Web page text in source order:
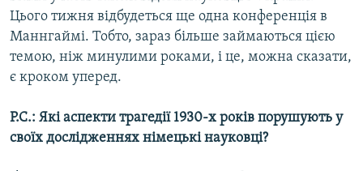
Усі сайти RFE/RL
Цього тижня відбудеться ще одна конференція в
Маннгаймі. Тобто, зараз більше займаються цією
темою, ніж минулими роками, і це, можна сказати,
є кроком уперед.
Р.С.: Які аспекти трагедії 1930-х років порушують у
своїх дослідженнях німецькі науковці?